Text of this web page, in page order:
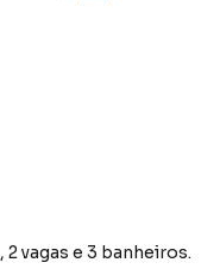
2 vagas e 3 banheiros.